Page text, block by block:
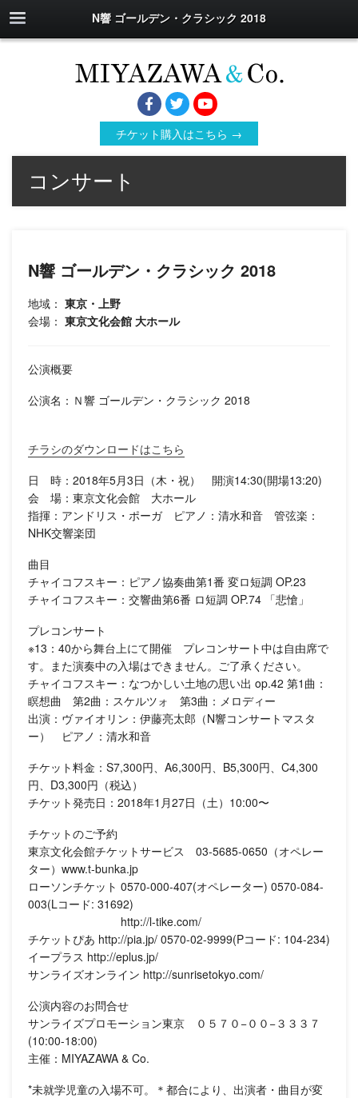
N響 ゴールデン・クラシック 2018
チケット購入はこちら →
コンサート
N響 ゴールデン・クラシック 2018
地域： 東京・上野
会場： 東京文化会館 大ホール
公演概要
公演名：Ｎ響 ゴールデン・クラシック 2018
チラシのダウンロードはこちら
日 時：2018年5月3日（木・祝） 開演14:30(開場13:20)
会 場：東京文化会館 大ホール
指揮：アンドリス・ポーガ ピアノ：清水和音 管弦楽：
NHK交響楽団
曲目
チャイコフスキー：ピアノ協奏曲第1番 変ロ短調 OP.23
チャイコフスキー：交響曲第6番 ロ短調 OP.74 「悲愴」
プレコンサート
※13：40から舞台上にて開催 プレコンサート中は自由席で
す。また演奏中の入場はできません。ご了承ください。
チャイコフスキー：なつかしい土地の思い出 op.42 第1曲：
瞑想曲 第2曲：スケルツォ 第3曲：メロディー
出演：ヴァイオリン：伊藤亮太郎（N響コンサートマスタ
ー） ピアノ：清水和音
チケット料金：S7,300円、A6,300円、B5,300円、C4,300
円、D3,300円（税込）
チケット発売日：2018年1月27日（土）10:00〜
チケットのご予約
東京文化会館チケットサービス 03-5685-0650（オペレー
ター）www.t-bunka.jp
ローソンチケット 0570-000-407(オペレーター) 0570-084-
003(Lコード: 31692)
http://l-tike.com/
チケットぴあ http://pia.jp/ 0570-02-9999(Pコード: 104-234︎)
イープラス http://eplus.jp/
サンライズオンライン http://sunrisetokyo.com/
公演内容のお問合せ
サンライズプロモーション東京 ０５７０−００−３３３７
(10:00-18:00)
主催：MIYAZAWA & Co.
*未就学児童の入場不可。＊都合により、出演者・曲目が変